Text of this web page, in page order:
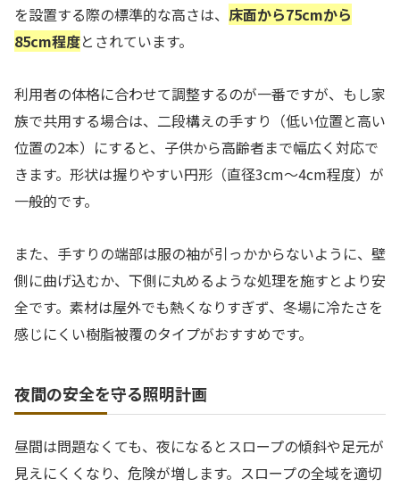
を設置する際の標準的な高さは、 床面から75cmから
85cm程度とされています。
利用者の体格に合わせて調整するのが一番ですが、もし家
族で共用する場合は、二段構えの手すり（低い位置と高い
位置の2本）にすると、子供から高齢者まで幅広く対応で
きます。形状は握りやすい円形（直径3cm〜4cm程度）が
一般的です。
また、手すりの端部は服の袖が引っかからないように、壁
側に曲げ込むか、下側に丸めるような処理を施すとより安
全です。素材は屋外でも熱くなりすぎず、冬場に冷たさを
感じにくい樹脂被覆のタイプがおすすめです。
夜間の安全を守る照明計画
昼間は問題なくても、夜になるとスロープの傾斜や足元が
見えにくくなり、危険が増します。スロープの全域を適切